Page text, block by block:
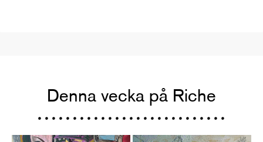
Denna vecka på Riche